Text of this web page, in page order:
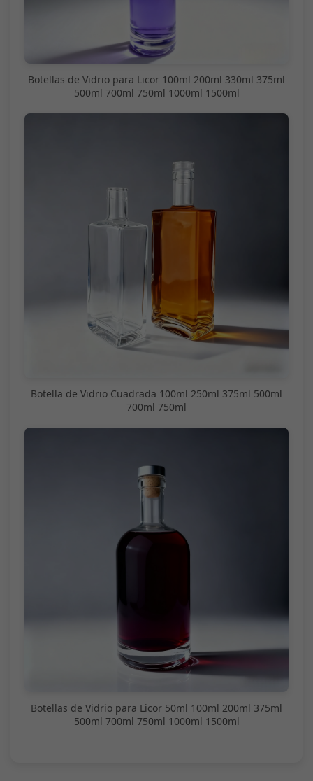
Botellas de Vidrio para Licor 100ml 200ml 330ml 375ml
500ml 700ml 750ml 1000ml 1500ml
Botella de Vidrio Cuadrada 100ml 250ml 375ml 500ml
700ml 750ml
Botellas de Vidrio para Licor 50ml 100ml 200ml 375ml
500ml 700ml 750ml 1000ml 1500ml